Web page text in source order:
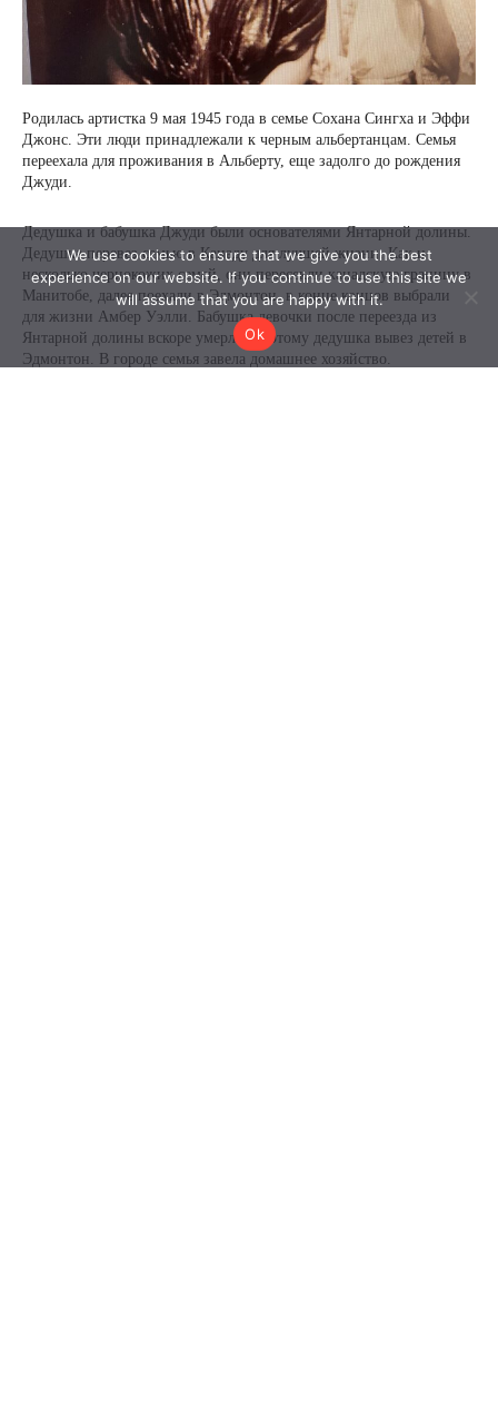
We use cookies to ensure that we give you the best
experience on our website. If you continue to use this site we
will assume that you are happy with it.
Ok